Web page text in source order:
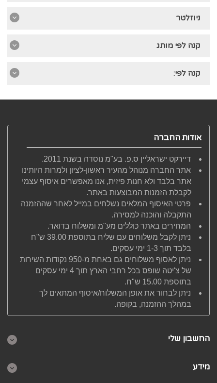
ניוזלטר
קנה לפי מותג
קנה לפי:
אודות החברה
דיירקט ישראליין ס.פ. בע"מ נוסדה בשנת 2011.
אתר החברה מנוהל מהעיר ראשון-לציון ולמרות היותינו
אתר בלבד ולא חנות פיזית, אנו מאפשרים איסוף עצמי
לקבלת הזמנות המבוצעות באתר.
פרטי האיסוף המלאים נשלחים במייל לאחר שההזמנה
התקבלה והוכנה למסירה.
המחירים באתר כוללים מע"מ ומשלוח בדואר.
ניתן לקבל משלוחים עם שליח בתוספת 39.00 ש"ח
בלבד תוך 1-3 ימי עסקים.
ניתן לאסוף משלוחים גם באחת מ-950 נקודות השירות
של צ'יטה שופס בכל רחבי הארץ תוך 4 ימי עסקים
בתוספת 15.00 ש"ח.
ניתן לבחור את אופן המשלוח/איסוף המתאים לך
במהלך ההזמנה, בקופה.
החשבון שלי
מידע